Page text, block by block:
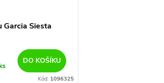
Garcia Siesta
DO KOŠÍKU
Kód: 1096325